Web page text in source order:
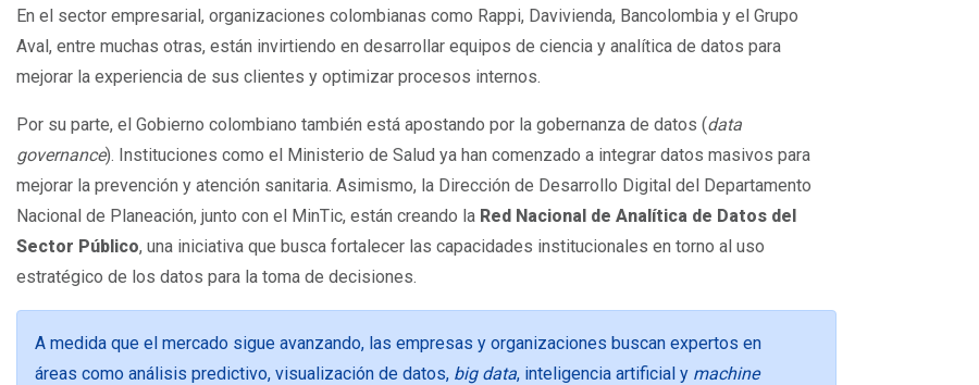
En el sector empresarial, organizaciones colombianas como Rappi, Davivienda, Bancolombia y el Grupo
Aval, entre muchas otras, están invirtiendo en desarrollar equipos de ciencia y analítica de datos para
mejorar la experiencia de sus clientes y optimizar procesos internos.
Por su parte, el Gobierno colombiano también está apostando por la gobernanza de datos (data
governance). Instituciones como el Ministerio de Salud ya han comenzado a integrar datos masivos para
mejorar la prevención y atención sanitaria. Asimismo, la Dirección de Desarrollo Digital del Departamento
Nacional de Planeación, junto con el MinTic, están creando la Red Nacional de Analítica de Datos del
Sector Público, una iniciativa que busca fortalecer las capacidades institucionales en torno al uso
estratégico de los datos para la toma de decisiones.
A medida que el mercado sigue avanzando, las empresas y organizaciones buscan expertos en
áreas como análisis predictivo, visualización de datos, big data, inteligencia artificial y machine